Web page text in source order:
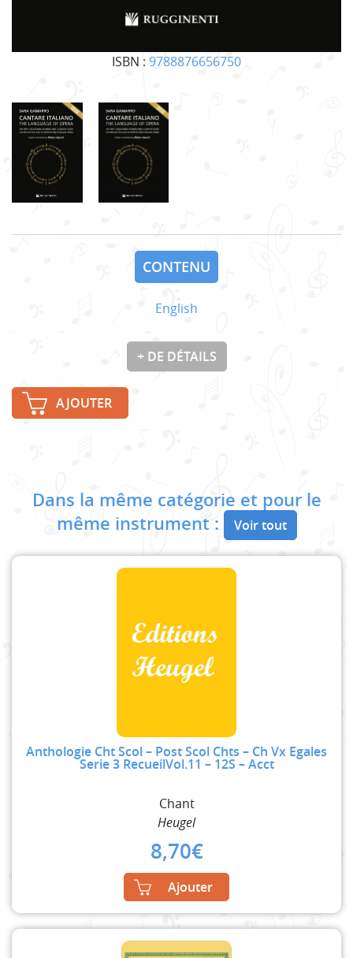
ISBN : 9788876656750
CONTENU
English
+ DE DÉTAILS
AJOUTER
Dans la même catégorie et pour le
même instrument :
Voir tout
Anthologie Cht Scol – Post Scol Chts – Ch Vx Egales
Serie 3 RecueilVol.11 – 12S – Acct
Chant
Heugel
8,70€
Ajouter